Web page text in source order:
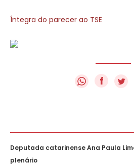
Íntegra do parecer ao TSE
f
Deputada catarinense Ana Paula
plenário